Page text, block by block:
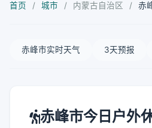
首页 / 城市 / 内蒙古自治区 / 赤
赤峰市实时天气 3天预报
赤峰市今日户外